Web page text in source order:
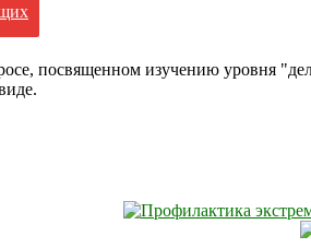
посвященном изучению уровня